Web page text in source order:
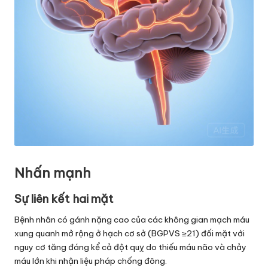
Nhấn mạnh
Sự liên kết hai mặt
Bệnh nhân có gánh nặng cao của các không gian mạch máu
xung quanh mở rộng ở hạch cơ sở (BGPVS ≥21) đối mặt với
nguy cơ tăng đáng kể cả đột quỵ do thiếu máu não và chảy
máu lớn khi nhận liệu pháp chống đông.